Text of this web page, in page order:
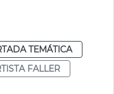
TEMÁTICA
FALLER